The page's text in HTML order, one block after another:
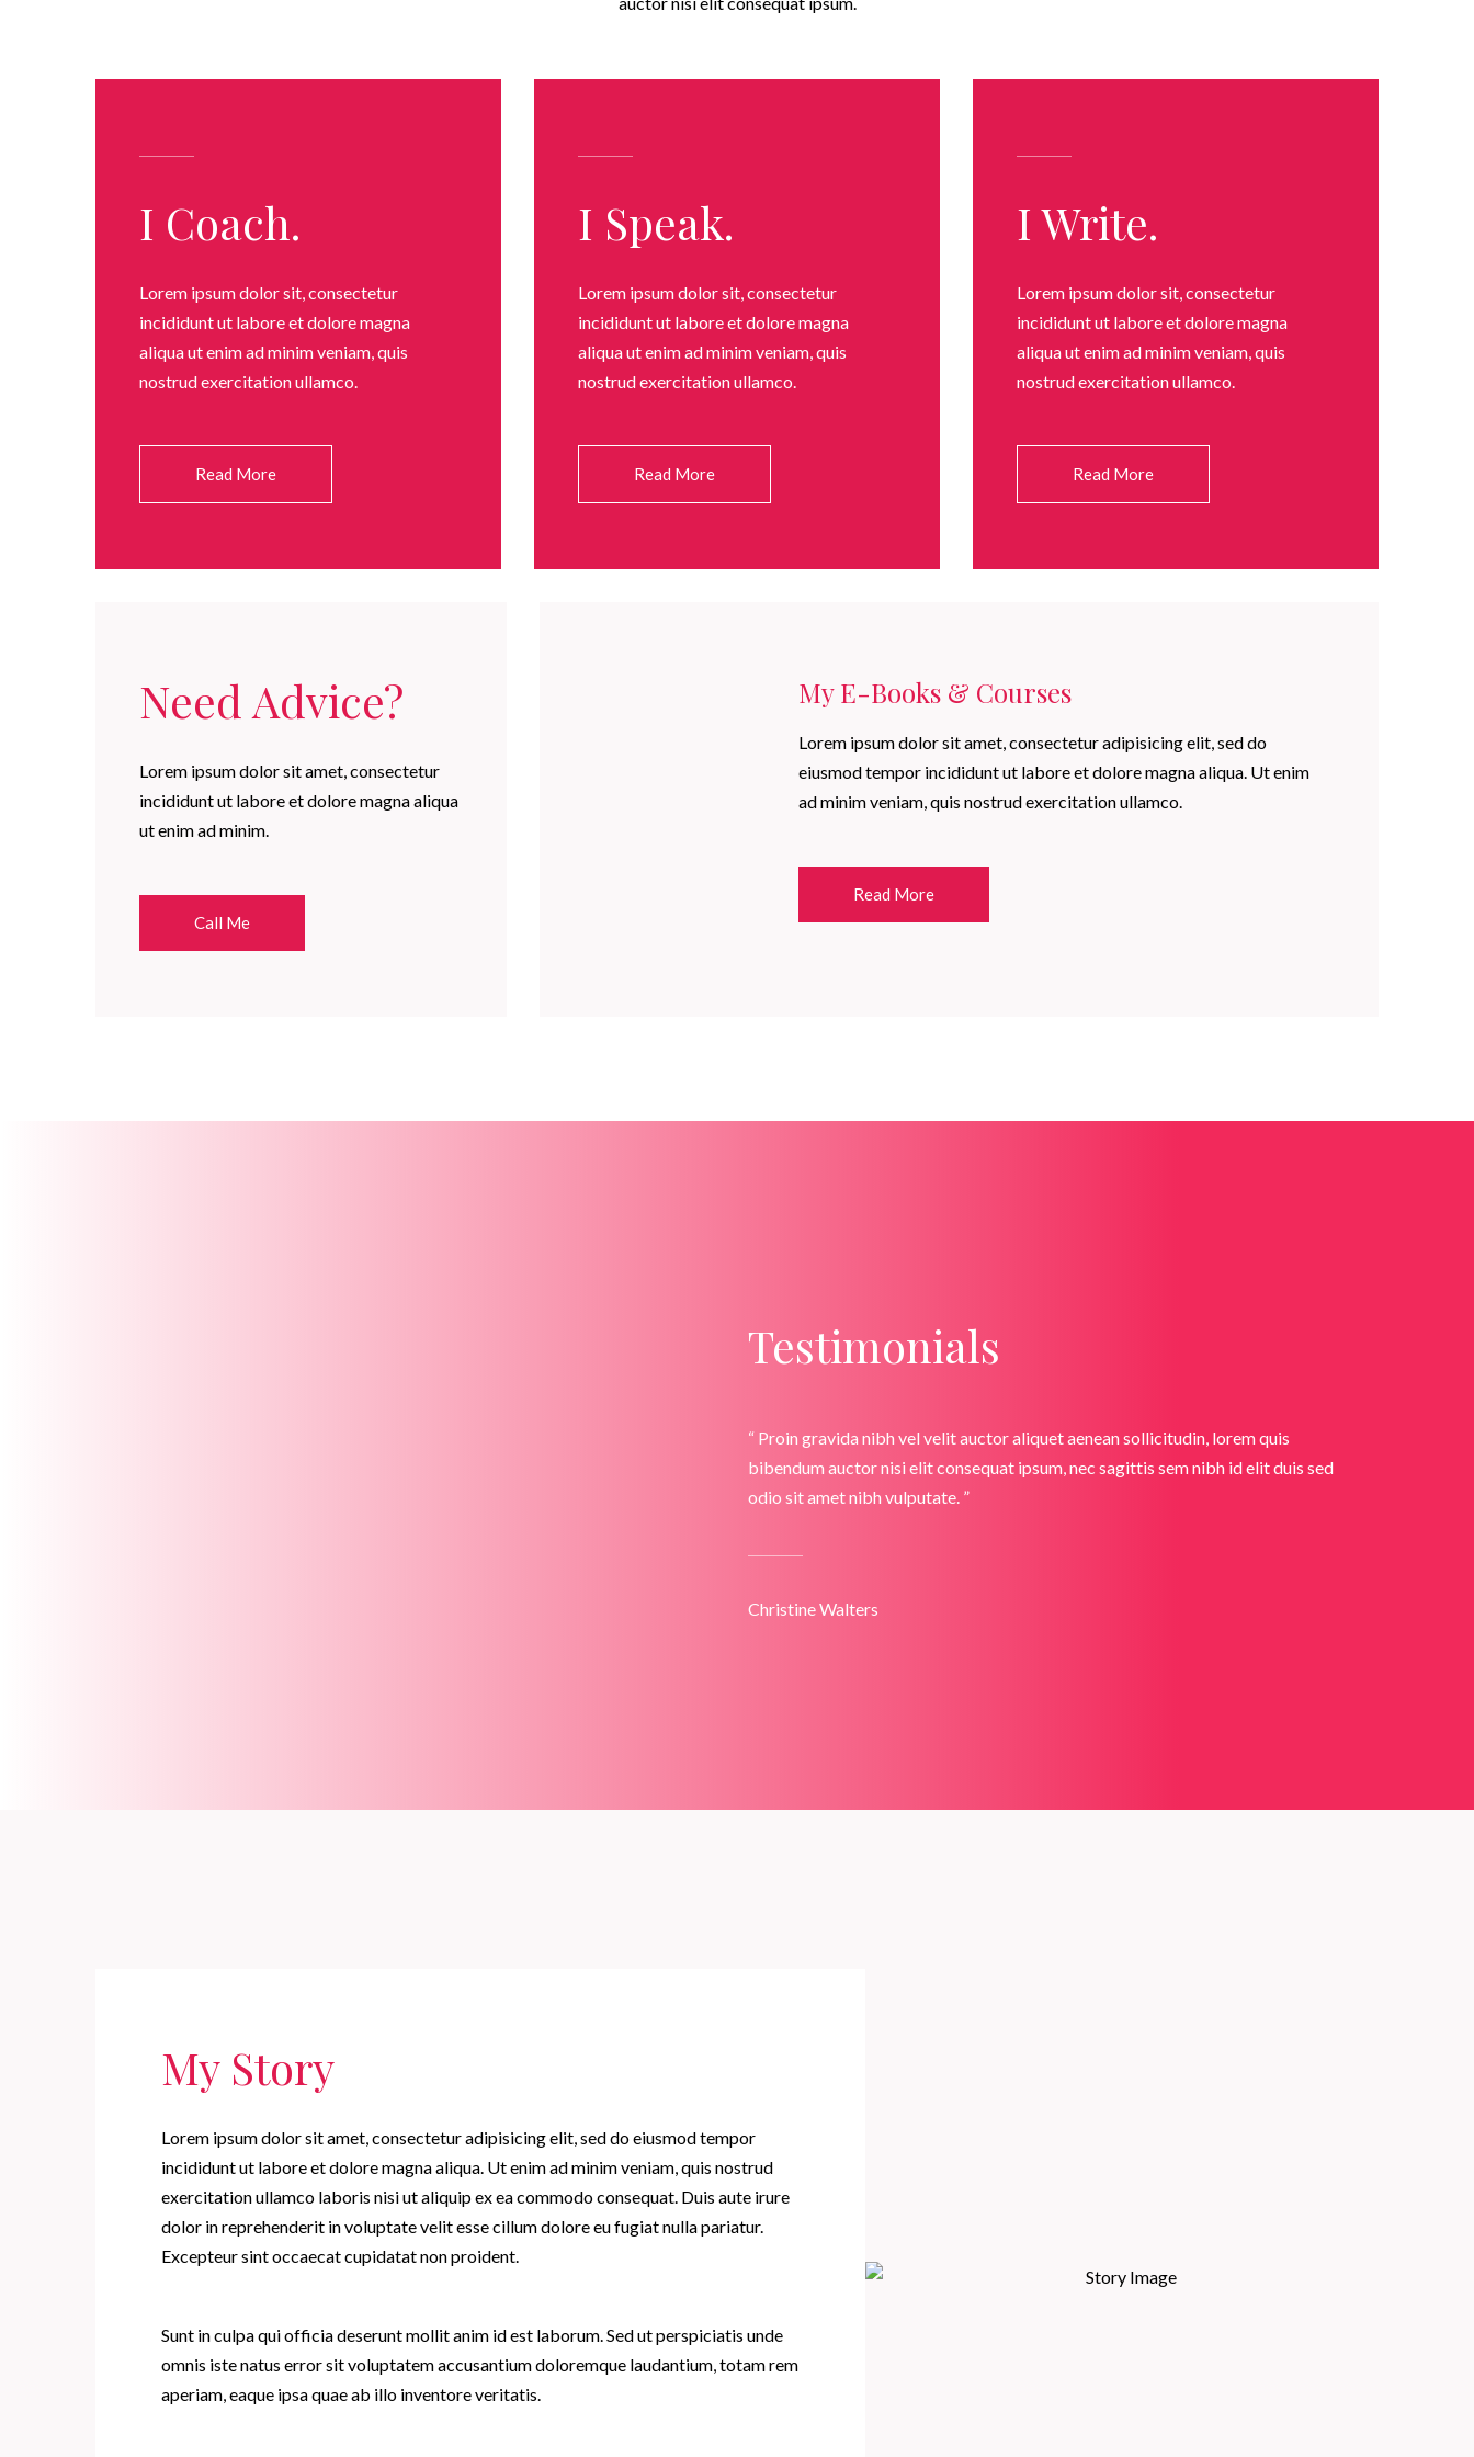
I Coach.
Lorem ipsum dolor sit, consectetur
incididunt ut labore et dolore magna
aliqua ut enim ad minim veniam, quis
nostrud exercitation ullamco.
Read More
I Speak.
Lorem ipsum dolor sit, consectetur
incididunt ut labore et dolore magna
aliqua ut enim ad minim veniam, quis
nostrud exercitation ullamco.
Read More
I Write.
Lorem ipsum dolor sit, consectetur
incididunt ut labore et dolore magna
aliqua ut enim ad minim veniam, quis
nostrud exercitation ullamco.
Read More
Need Advice?
Lorem ipsum dolor sit amet, consectetur
incididunt ut labore et dolore magna aliqua
ut enim ad minim.
Call Me
My E-Books & Courses
Lorem ipsum dolor sit amet, consectetur adipisicing elit, sed do
eiusmod tempor incididunt ut labore et dolore magna aliqua. Ut enim
ad minim veniam, quis nostrud exercitation ullamco.
Read More
Testimonials
“ Proin gravida nibh vel velit auctor aliquet aenean sollicitudin, lorem quis
bibendum auctor nisi elit consequat ipsum, nec sagittis sem nibh id elit duis sed
odio sit amet nibh vulputate. ”
Christine Walters
My Story
Lorem ipsum dolor sit amet, consectetur adipisicing elit, sed do eiusmod tempor
incididunt ut labore et dolore magna aliqua. Ut enim ad minim veniam, quis nostrud
exercitation ullamco laboris nisi ut aliquip ex ea commodo consequat. Duis aute irure
dolor in reprehenderit in voluptate velit esse cillum dolore eu fugiat nulla pariatur.
Excepteur sint occaecat cupidatat non proident.
Sunt in culpa qui officia deserunt mollit anim id est laborum. Sed ut perspiciatis unde
omnis iste natus error sit voluptatem accusantium doloremque laudantium, totam rem
aperiam, eaque ipsa quae ab illo inventore veritatis.